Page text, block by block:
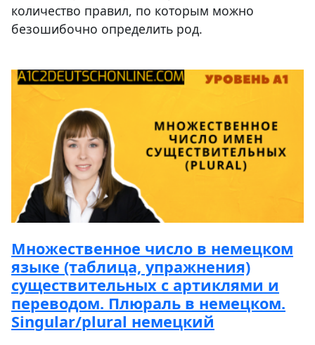
количество правил, по которым можно
безошибочно определить род.
Множественное число в немецком
языке (таблица, упражнения)
существительных с артиклями и
переводом. Плюраль в немецком.
Singular/plural немецкий